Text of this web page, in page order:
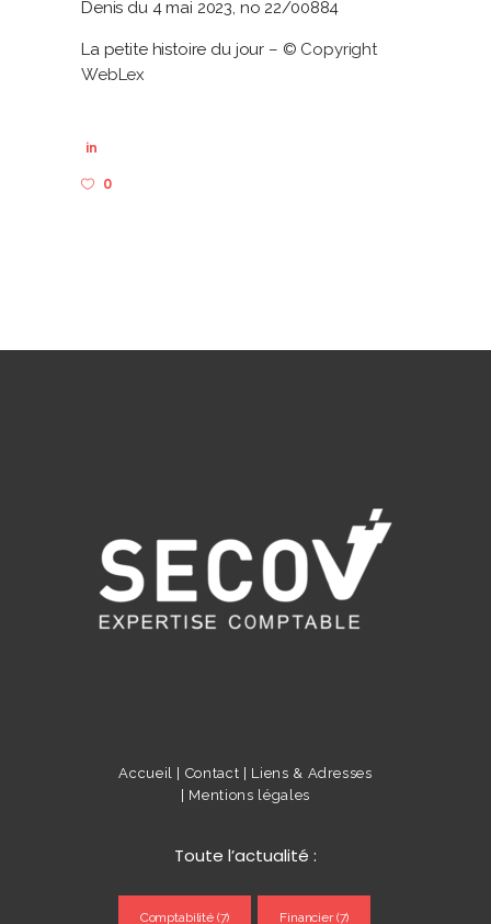
Denis du 4 mai 2023, no 22/00884
La petite histoire du jour – © Copyright
WebLex
in
0
Accueil | Contact | Liens & Adresses
| Mentions légales
Toute l’actualité :
Comptabilité(7) Financier(7)